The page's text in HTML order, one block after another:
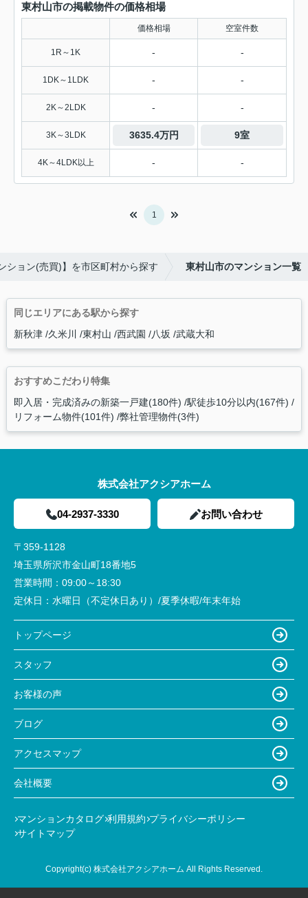
東村山市の掲載物件の価格相場
価格相場 空室件数
1R～1K - -
1DK～1LDK - -
2K～2LDK - -
3K～3LDK 3635.4万円 9室
4K～4LDK以上 - -
1
ション(売買)】を市区町村から探す 東村山市のマンション一覧
同じエリアにある駅から探す
新秋津 久米川 東村山 西武園 八坂 武蔵大和
おすすめこだわり特集
即入居・完成済みの新築一戸建(180件) 駅徒歩10分以内(167件)
リフォーム物件(101件) 弊社管理物件(3件)
株式会社アクシアホーム
04-2937-3330 お問い合わせ
〒359-1128
埼玉県所沢市金山町18番地5
営業時間： 09:00～18:30
定休日： 水曜日（不定休日あり）/夏季休暇/年末年始
トップページ
スタッフ
お客様の声
ブログ
アクセスマップ
会社概要
マンションカタログ 利用規約 プライバシーポリシー
サイトマップ
Copyright(c) 株式会社アクシアホーム All Rights Reserved.